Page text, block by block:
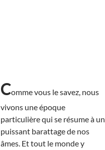
Comme vous le savez, nous
vivons une époque
particulière qui se résume à un
puissant barattage de nos
âmes. Et tout le monde y